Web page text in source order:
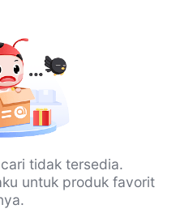
tidak tersedia.
untuk produk favorit